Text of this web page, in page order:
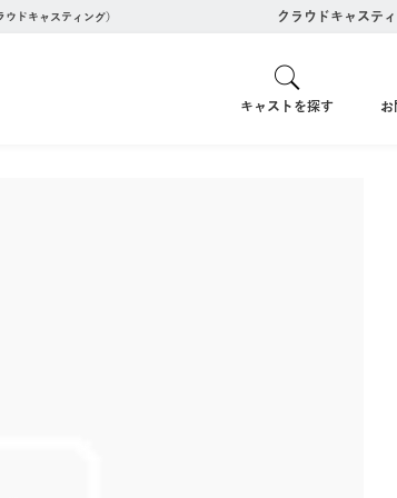
ドキャスティング） クラウドキャステ
キャストを探す お